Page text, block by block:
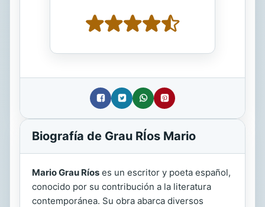
Biografía de Grau RÍos Mario
Mario Grau Ríos es un escritor y poeta español,
conocido por su contribución a la literatura
contemporánea. Su obra abarca diversos